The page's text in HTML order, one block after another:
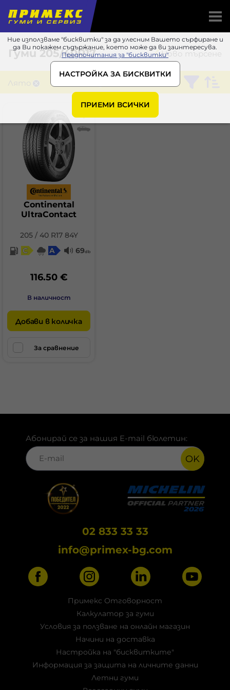
Ние използваме "бисквитки" за да улесним Вашето сърфиране и
да Ви покажем съдържание, което може да ви заинтересува.
Предпочитания за "бисквитки"
НАСТРОЙКА ЗА БИСКВИТКИ
ПРИЕМИ ВСИЧКИ
Ново търсене
Гуми205/40R17
Лято Continental
Continental
UltraContact
205 / 40 R17 84Y
C
A 69db
116.50 €
В наличност
Добави в количка
За сравнение
Абонирай се за нашия E-mail бюлетин:
OK
02 833 33 33
info@primex-bg.com
Примекс Отговорност
Калкулатор за гуми
Условия за ползване на онлайн магазин
Начини на доставка
Настройка на "бисквитките"
Информация за защита на личните данни
Летни гуми